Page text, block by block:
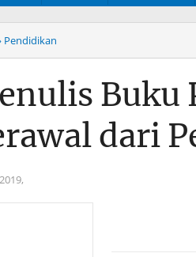
Pendidikan
Buku
dari